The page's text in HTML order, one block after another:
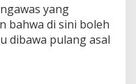
yang
bahwa di sini boleh
dibawa pulang asal